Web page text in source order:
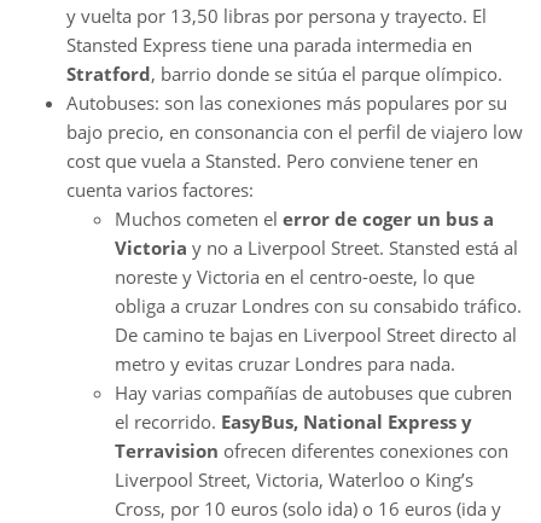
y vuelta por 13,50 libras por persona y trayecto. El
Stansted Express tiene una parada intermedia en
Stratford, barrio donde se sitúa el parque olímpico.
Autobuses: son las conexiones más populares por su
bajo precio, en consonancia con el perfil de viajero low
cost que vuela a Stansted. Pero conviene tener en
cuenta varios factores:
Muchos cometen el error de coger un bus a
Victoria y no a Liverpool Street. Stansted está al
noreste y Victoria en el centro-oeste, lo que
obliga a cruzar Londres con su consabido tráfico.
De camino te bajas en Liverpool Street directo al
metro y evitas cruzar Londres para nada.
Hay varias compañías de autobuses que cubren
el recorrido. EasyBus, National Express y
Terravision ofrecen diferentes conexiones con
Liverpool Street, Victoria, Waterloo o King’s
Cross, por 10 euros (solo ida) o 16 euros (ida y